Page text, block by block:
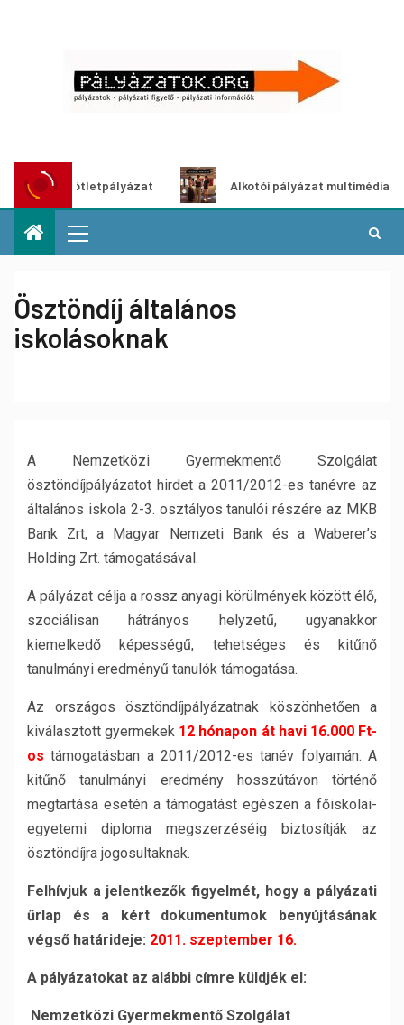
ötletpályázat Alkotói pályázat multimédia-
Ösztöndíj általános
iskolásoknak
A Nemzetközi Gyermekmentő Szolgálat
ösztöndíjpályázatot hirdet a 2011/2012-es tanévre az
általános iskola 2-3. osztályos tanulói részére az MKB
Bank Zrt, a Magyar Nemzeti Bank és a Waberer’s
Holding Zrt. támogatásával.
A pályázat célja a rossz anyagi körülmények között élő,
szociálisan hátrányos helyzetű, ugyanakkor
kiemelkedő képességű, tehetséges és kitűnő
tanulmányi eredményű tanulók támogatása.
Az országos ösztöndíjpályázatnak köszönhetően a
kiválasztott gyermekek 12 hónapon át havi 16.000 Ft-
os támogatásban a 2011/2012-es tanév folyamán. A
kitűnő tanulmányi eredmény hosszútávon történő
megtartása esetén a támogatást egészen a főiskolai-
egyetemi diploma megszerzéséig biztosítják az
ösztöndíjra jogosultaknak.
Felhívjuk a jelentkezők figyelmét, hogy a pályázati
űrlap és a kért dokumentumok benyújtásának
végső határideje: 2011. szeptember 16.
A pályázatokat az alábbi címre küldjék el:
Nemzetközi Gyermekmentő Szolgálat